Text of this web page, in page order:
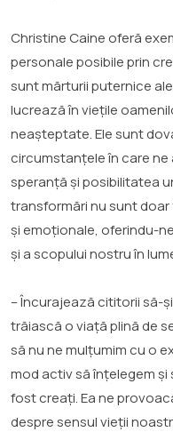
Christine Caine oferă
personale posibile prin
sunt mărturii puternice
lucrează în viețile
neașteptate. Ele sunt
circumstanțele în care
speranță și posibilitatea
transformări nu sunt
și emoționale, oferindu-
și a scopului nostru în
– Încurajează cititorii să-
trăiască o viață plină de
să nu ne mulțumim cu o
mod activ să înțelegem și
fost creați. Ea ne
despre sensul vieții